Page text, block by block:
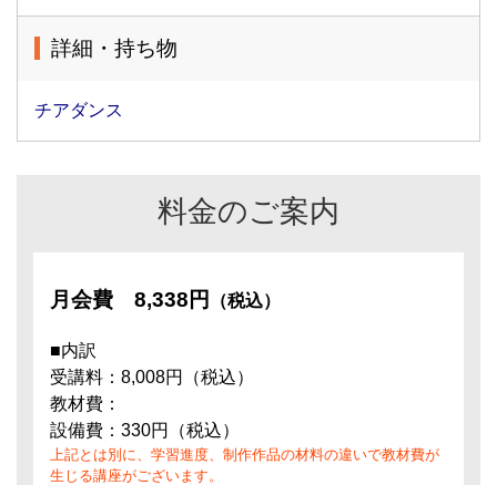
詳細・持ち物
チアダンス
料金のご案内
月会費 8,338円 （税込）
■内訳
受講料：8,008円（税込）
教材費：
設備費：330円（税込）
上記とは別に、学習進度、制作作品の材料の違いで教材費が
生じる講座がございます。